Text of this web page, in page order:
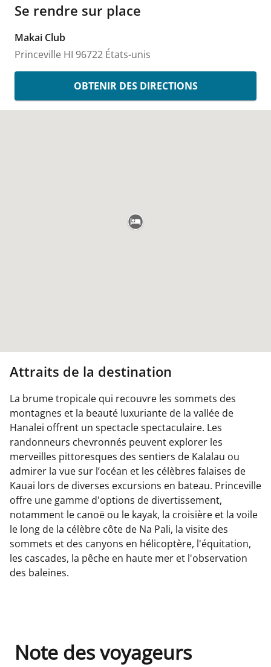
Se rendre sur place
Makai Club
Princeville HI 96722 États-unis
OBTENIR DES DIRECTIONS
Attraits de la destination
La brume tropicale qui recouvre les sommets des
montagnes et la beauté luxuriante de la vallée de
Hanalei offrent un spectacle spectaculaire. Les
randonneurs chevronnés peuvent explorer les
merveilles pittoresques des sentiers de Kalalau ou
admirer la vue sur l’océan et les célèbres falaises de
Kauai lors de diverses excursions en bateau. Princeville
offre une gamme d'options de divertissement,
notamment le canoë ou le kayak, la croisière et la voile
le long de la célèbre côte de Na Pali, la visite des
sommets et des canyons en hélicoptère, l'équitation,
les cascades, la pêche en haute mer et l'observation
des baleines.
Note des voyageurs